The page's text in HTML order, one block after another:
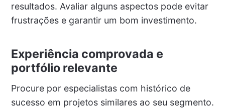
resultados. Avaliar alguns aspectos pode evitar
frustrações e garantir um bom investimento.
Experiência comprovada e
portfólio relevante
Procure por especialistas com histórico de
sucesso em projetos similares ao seu segmento.